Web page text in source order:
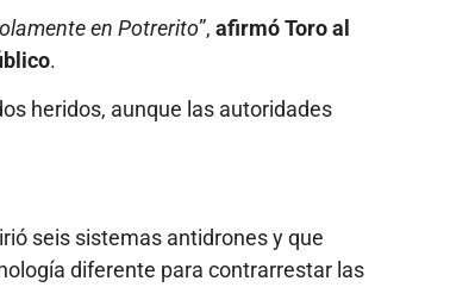
en Potrerito”, afirmó Toro al
.
heridos, aunque las autoridades
seis sistemas antidrones y que
diferente para contrarrestar las